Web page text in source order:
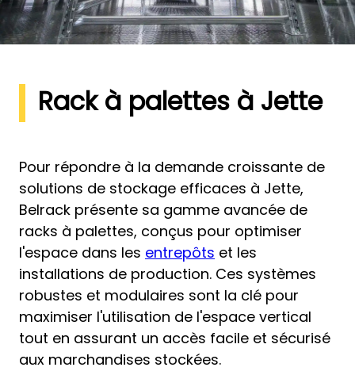
Rack à palettes à Jette
Pour répondre à la demande croissante de
solutions de stockage efficaces à Jette,
Belrack présente sa gamme avancée de
racks à palettes, conçus pour optimiser
l'espace dans les entrepôts et les
installations de production. Ces systèmes
robustes et modulaires sont la clé pour
maximiser l'utilisation de l'espace vertical
tout en assurant un accès facile et sécurisé
aux marchandises stockées.